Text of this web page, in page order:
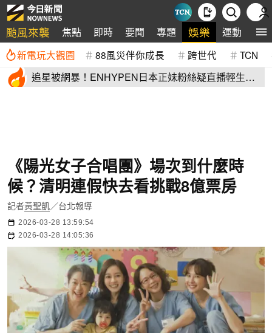
颱風來襲 焦點 即時 要聞 專題 娛樂 運動 全
新電玩大觀園 88風災伴你成長 跨世代 TCN
追星被網暴！ENHYPEN日本正妹粉絲疑直播輕生
《陽光女子合唱團》場次到什麼時
候？清明連假快去看挑戰8億票房
記者黃聖凱／台北報導
2026-03-28 13:59:54
2026-03-28 14:05:36